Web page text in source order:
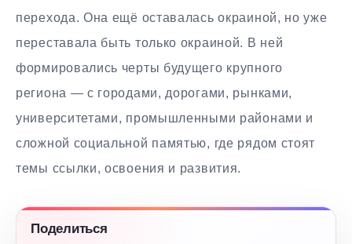
перехода. Она ещё оставалась окраиной, но уже
переставала быть только окраиной. В ней
формировались черты будущего крупного
региона — с городами, дорогами, рынками,
университетами, промышленными районами и
сложной социальной памятью, где рядом стоят
темы ссылки, освоения и развития.
Поделиться